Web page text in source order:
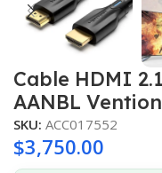
Cable HDMI
AANBL Vention
SKU: ACC017552
$3,750.00